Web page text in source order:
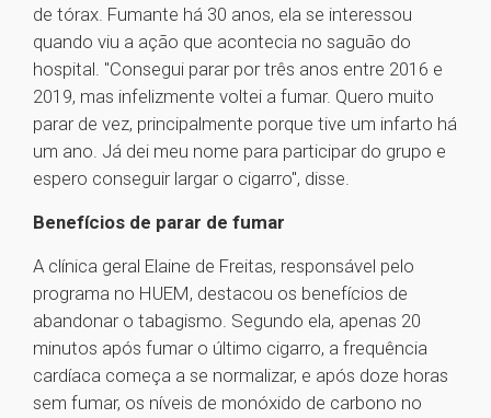
de tórax. Fumante há 30 anos, ela se interessou
quando viu a ação que acontecia no saguão do
hospital. "Consegui parar por três anos entre 2016 e
2019, mas infelizmente voltei a fumar. Quero muito
parar de vez, principalmente porque tive um infarto há
um ano. Já dei meu nome para participar do grupo e
espero conseguir largar o cigarro", disse.
Benefícios de parar de fumar
A clínica geral Elaine de Freitas, responsável pelo
programa no HUEM, destacou os benefícios de
abandonar o tabagismo. Segundo ela, apenas 20
minutos após fumar o último cigarro, a frequência
cardíaca começa a se normalizar, e após doze horas
sem fumar, os níveis de monóxido de carbono no